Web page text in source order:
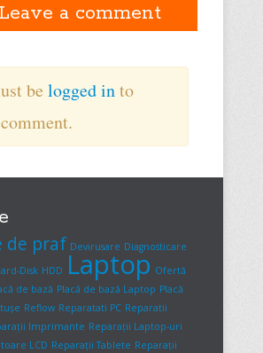
Leave a comment
be logged into
de praf Devirusare Diagnosticare
Disk HDD Laptop Ofertă
de bază Placă de bază Laptop Placă
Reflow Reparatati PC Reparatii
Imprimante Reparații Laptop-uri
LCD Reparații Tablete Reparații